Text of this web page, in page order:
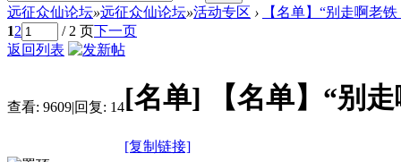
远征众仙论坛»远征众仙论坛»活动专区 ›
【名单】“别走啊老
12 / 2 页下一页
返回列表
查看: 9609|回复: 14[名单] 【名单】“别
[复制链接]